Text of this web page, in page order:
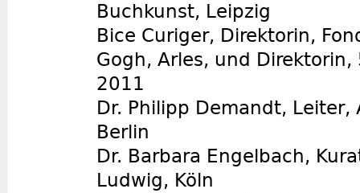
Buchkunst, Leipzig
Bice Curiger, Direktorin,
Gogh, Arles, und
2011
Dr. Philipp Demandt, Leiter,
Berlin
Dr. Barbara Engelbach,
Ludwig, Köln